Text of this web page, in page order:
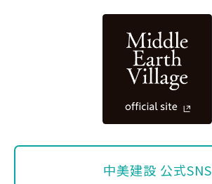
中美建設 公式SNS